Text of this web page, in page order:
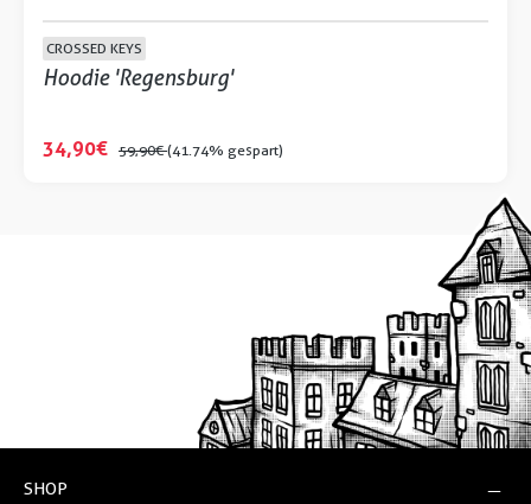
CROSSED KEYS
Hoodie 'Regensburg'
34,90 € 59,90 €(41.74% gespart)
SHOP